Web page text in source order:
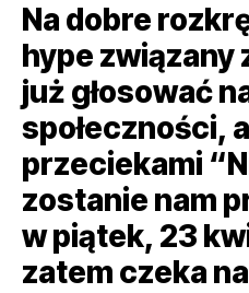
Na dobre
hype związany
już głosować
społeczności,
przeciekami
zostanie nam
w piątek, 23
zatem czeka